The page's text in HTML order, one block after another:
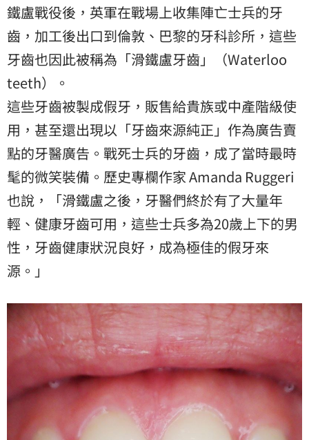
鐵盧戰役後，英軍在戰場上收集陣亡士兵的牙
齒，加工後出口到倫敦、巴黎的牙科診所，這些
牙齒也因此被稱為「滑鐵盧牙齒」（Waterloo
teeth）。
這些牙齒被製成假牙，販售給貴族或中產階級使
用，甚至還出現以「牙齒來源純正」作為廣告賣
點的牙醫廣告。戰死士兵的牙齒，成了當時最時
髦的微笑裝備。歷史專欄作家 Amanda Ruggeri
也說，「滑鐵盧之後，牙醫們終於有了大量年
輕、健康牙齒可用，這些士兵多為20歲上下的男
性，牙齒健康狀況良好，成為極佳的假牙來
源。」